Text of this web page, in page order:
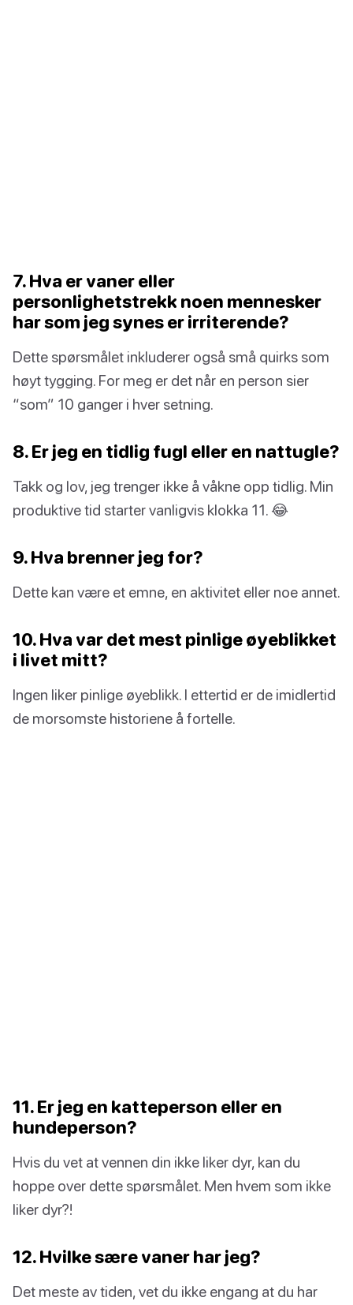
7. Hva er vaner eller
personlighetstrekk noen mennesker
har som jeg synes er irriterende?
Dette spørsmålet inkluderer også små quirks som
høyt tygging. For meg er det når en person sier
“som” 10 ganger i hver setning.
8. Er jeg en tidlig fugl eller en nattugle?
Takk og lov, jeg trenger ikke å våkne opp tidlig. Min
produktive tid starter vanligvis klokka 11. 😂
9. Hva brenner jeg for?
Dette kan være et emne, en aktivitet eller noe annet.
10. Hva var det mest pinlige øyeblikket
i livet mitt?
Ingen liker pinlige øyeblikk. I ettertid er de imidlertid
de morsomste historiene å fortelle.
11. Er jeg en katteperson eller en
hundeperson?
Hvis du vet at vennen din ikke liker dyr, kan du
hoppe over dette spørsmålet. Men hvem som ikke
liker dyr?!
12. Hvilke sære vaner har jeg?
Det meste av tiden, vet du ikke engang at du har